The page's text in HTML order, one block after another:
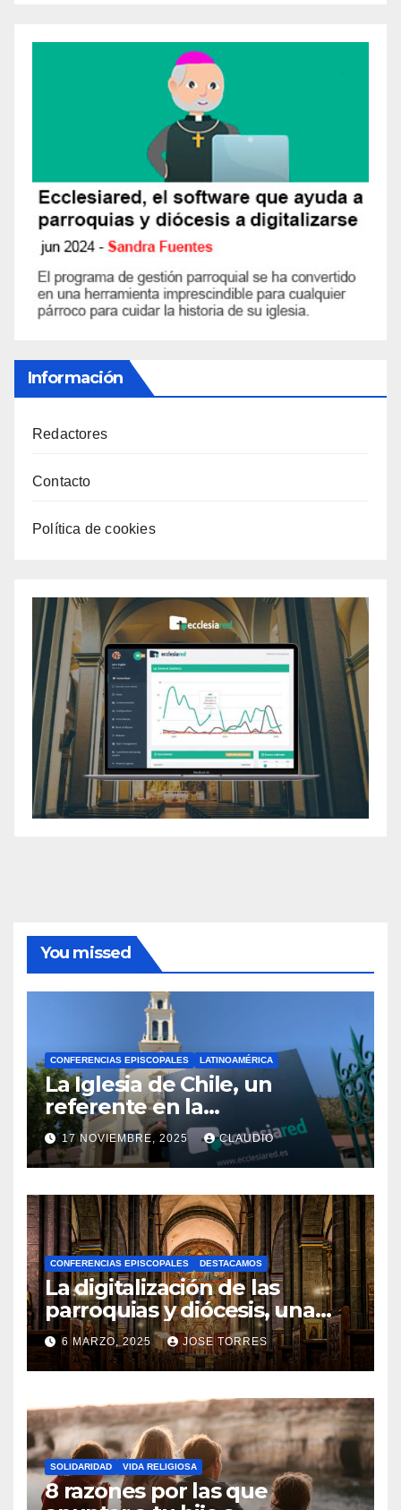
Información
Redactores
Contacto
Política de cookies
You missed
CONFERENCIAS EPISCOPALES LATINOAMÉRICA
La Iglesia de Chile, un
referente en la
transformación digital
gracias a Ecclesiared
17 NOVIEMBRE, 2025 CLAUDIO
N
O
H
A
Y
C
O
M
N
T
A
R
CONFERENCIAS EPISCOPALES DESTACAMOS
La digitalización de las
parroquias y diócesis, una
realidad ya para el futuro de
la Iglesia
6 MARZO, 2025 JOSE TORRES
N
O
H
A
Y
SOLIDARIDAD VIDA RELIGIOSA
8 razones por las que